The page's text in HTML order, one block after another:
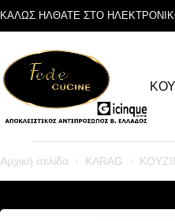
ΚΑΛΩΣ ΗΛΘΑΤΕ ΣΤΟ
Αρχική σελίδα KARAG